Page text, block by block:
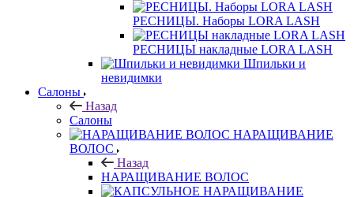
РЕСНИЦЫ. Наборы LORA LASH
РЕСНИЦЫ накладные LORA LASH
Шпильки и
невидимки
Салоны
Назад
Салоны
НАРАЩИВАНИЕ
ВОЛОС
Назад
НАРАЩИВАНИЕ ВОЛОС